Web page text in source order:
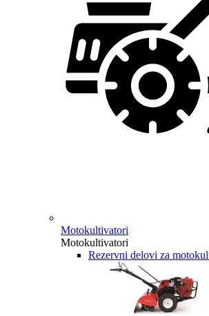
Motokultivatori
Motokultivatori
Rezervni delovi za